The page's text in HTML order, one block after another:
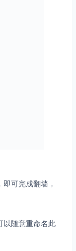
即可完成翻墙，
以随意重命名此